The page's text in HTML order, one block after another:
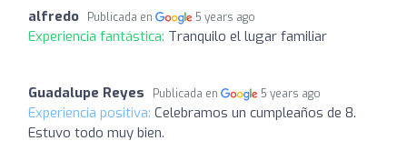
alfredo Publicada en 5 years ago
Experiencia fantástica: Tranquilo el lugar familiar
Guadalupe Reyes Publicada en 5 years ago
Experiencia positiva: Celebramos un cumpleaños de 8.
Estuvo todo muy bien.